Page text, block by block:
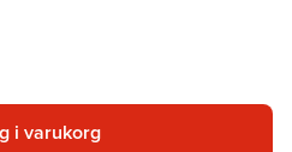
i varukorg